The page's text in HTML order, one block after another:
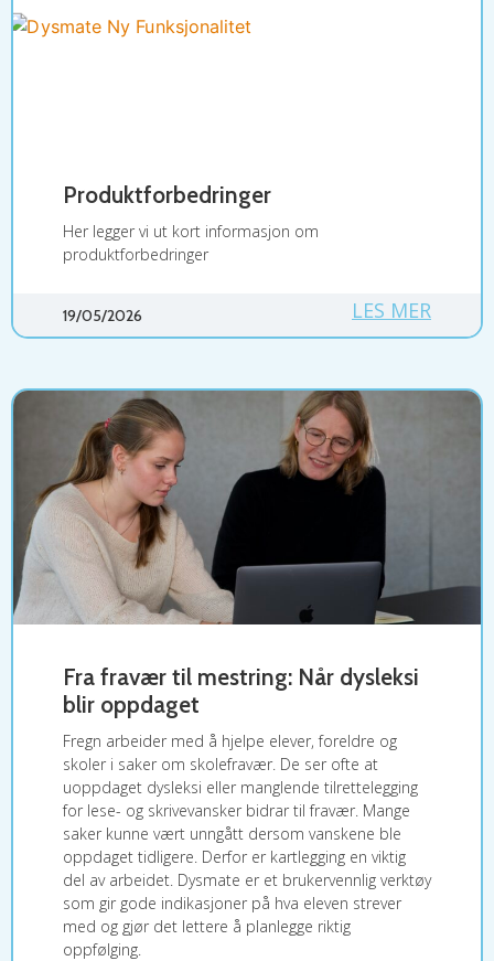
Produktforbedringer
Her legger vi ut kort informasjon om
produktforbedringer
LES MER
19/05/2026
Fra fravær til mestring: Når dysleksi
blir oppdaget
Fregn arbeider med å hjelpe elever, foreldre og
skoler i saker om skolefravær. De ser ofte at
uoppdaget dysleksi eller manglende tilrettelegging
for lese- og skrivevansker bidrar til fravær. Mange
saker kunne vært unngått dersom vanskene ble
oppdaget tidligere. Derfor er kartlegging en viktig
del av arbeidet. Dysmate er et brukervennlig verktøy
som gir gode indikasjoner på hva eleven strever
med og gjør det lettere å planlegge riktig
oppfølging.